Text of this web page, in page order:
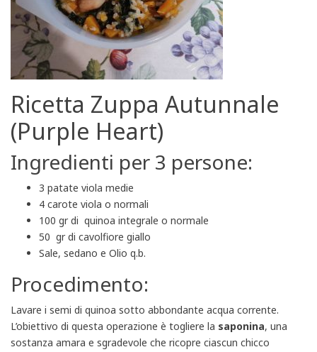
Ricetta Zuppa Autunnale
(Purple Heart)
Ingredienti per 3 persone:
3 patate viola medie
4 carote viola o normali
100 gr di quinoa integrale o normale
50 gr di cavolfiore giallo
Sale, sedano e Olio q.b.
Procedimento:
Lavare i semi di quinoa sotto abbondante acqua corrente.
L’obiettivo di questa operazione è togliere la saponina, una
sostanza amara e sgradevole che ricopre ciascun chicco